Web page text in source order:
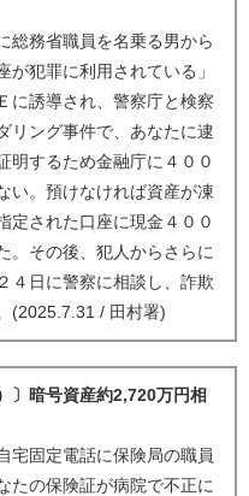
務省職員を名乗る男から
が犯罪に利用されている」
に誘導され、警察庁と検察
リング事件で、あなたに逮
明するため金融庁に４００
い。預けなければ資産が凍
定された口座に現金４００
。その後、犯人からさらに
４日に警察に相談し、詐欺
(2025.7.31 / 田村署)
〕暗号資産約2,720万円相
固定電話に保険局の職員
たの保険証が病院で不正に